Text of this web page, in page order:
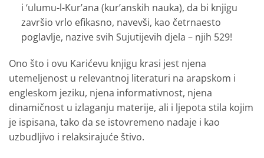
i ‘ulumu-l-Kur’ana (kur’anskih nauka), da bi knjigu
završio vrlo efikasno, navevši, kao četrnaesto
poglavlje, nazive svih Sujutijevih djela – njih 529!
Ono što i ovu Karićevu knjigu krasi jest njena
utemeljenost u relevantnoj literaturi na arapskom i
engleskom jeziku, njena informativnost, njena
dinamičnost u izlaganju materije, ali i ljepota stila kojim
je ispisana, tako da se istovre­meno nadaje i kao
uzbudljivo i relaksirajuće štivo.